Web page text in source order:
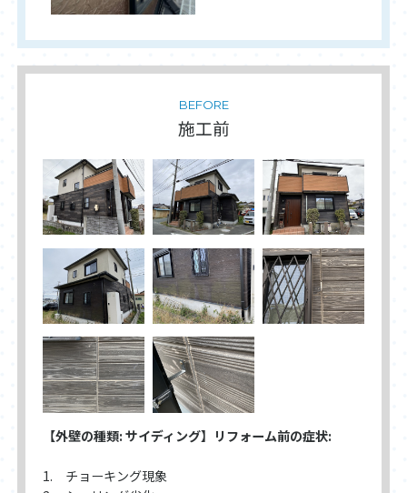
BEFORE
施工前
【外壁の種類: サイディング】リフォーム前の症状:
1. チョーキング現象